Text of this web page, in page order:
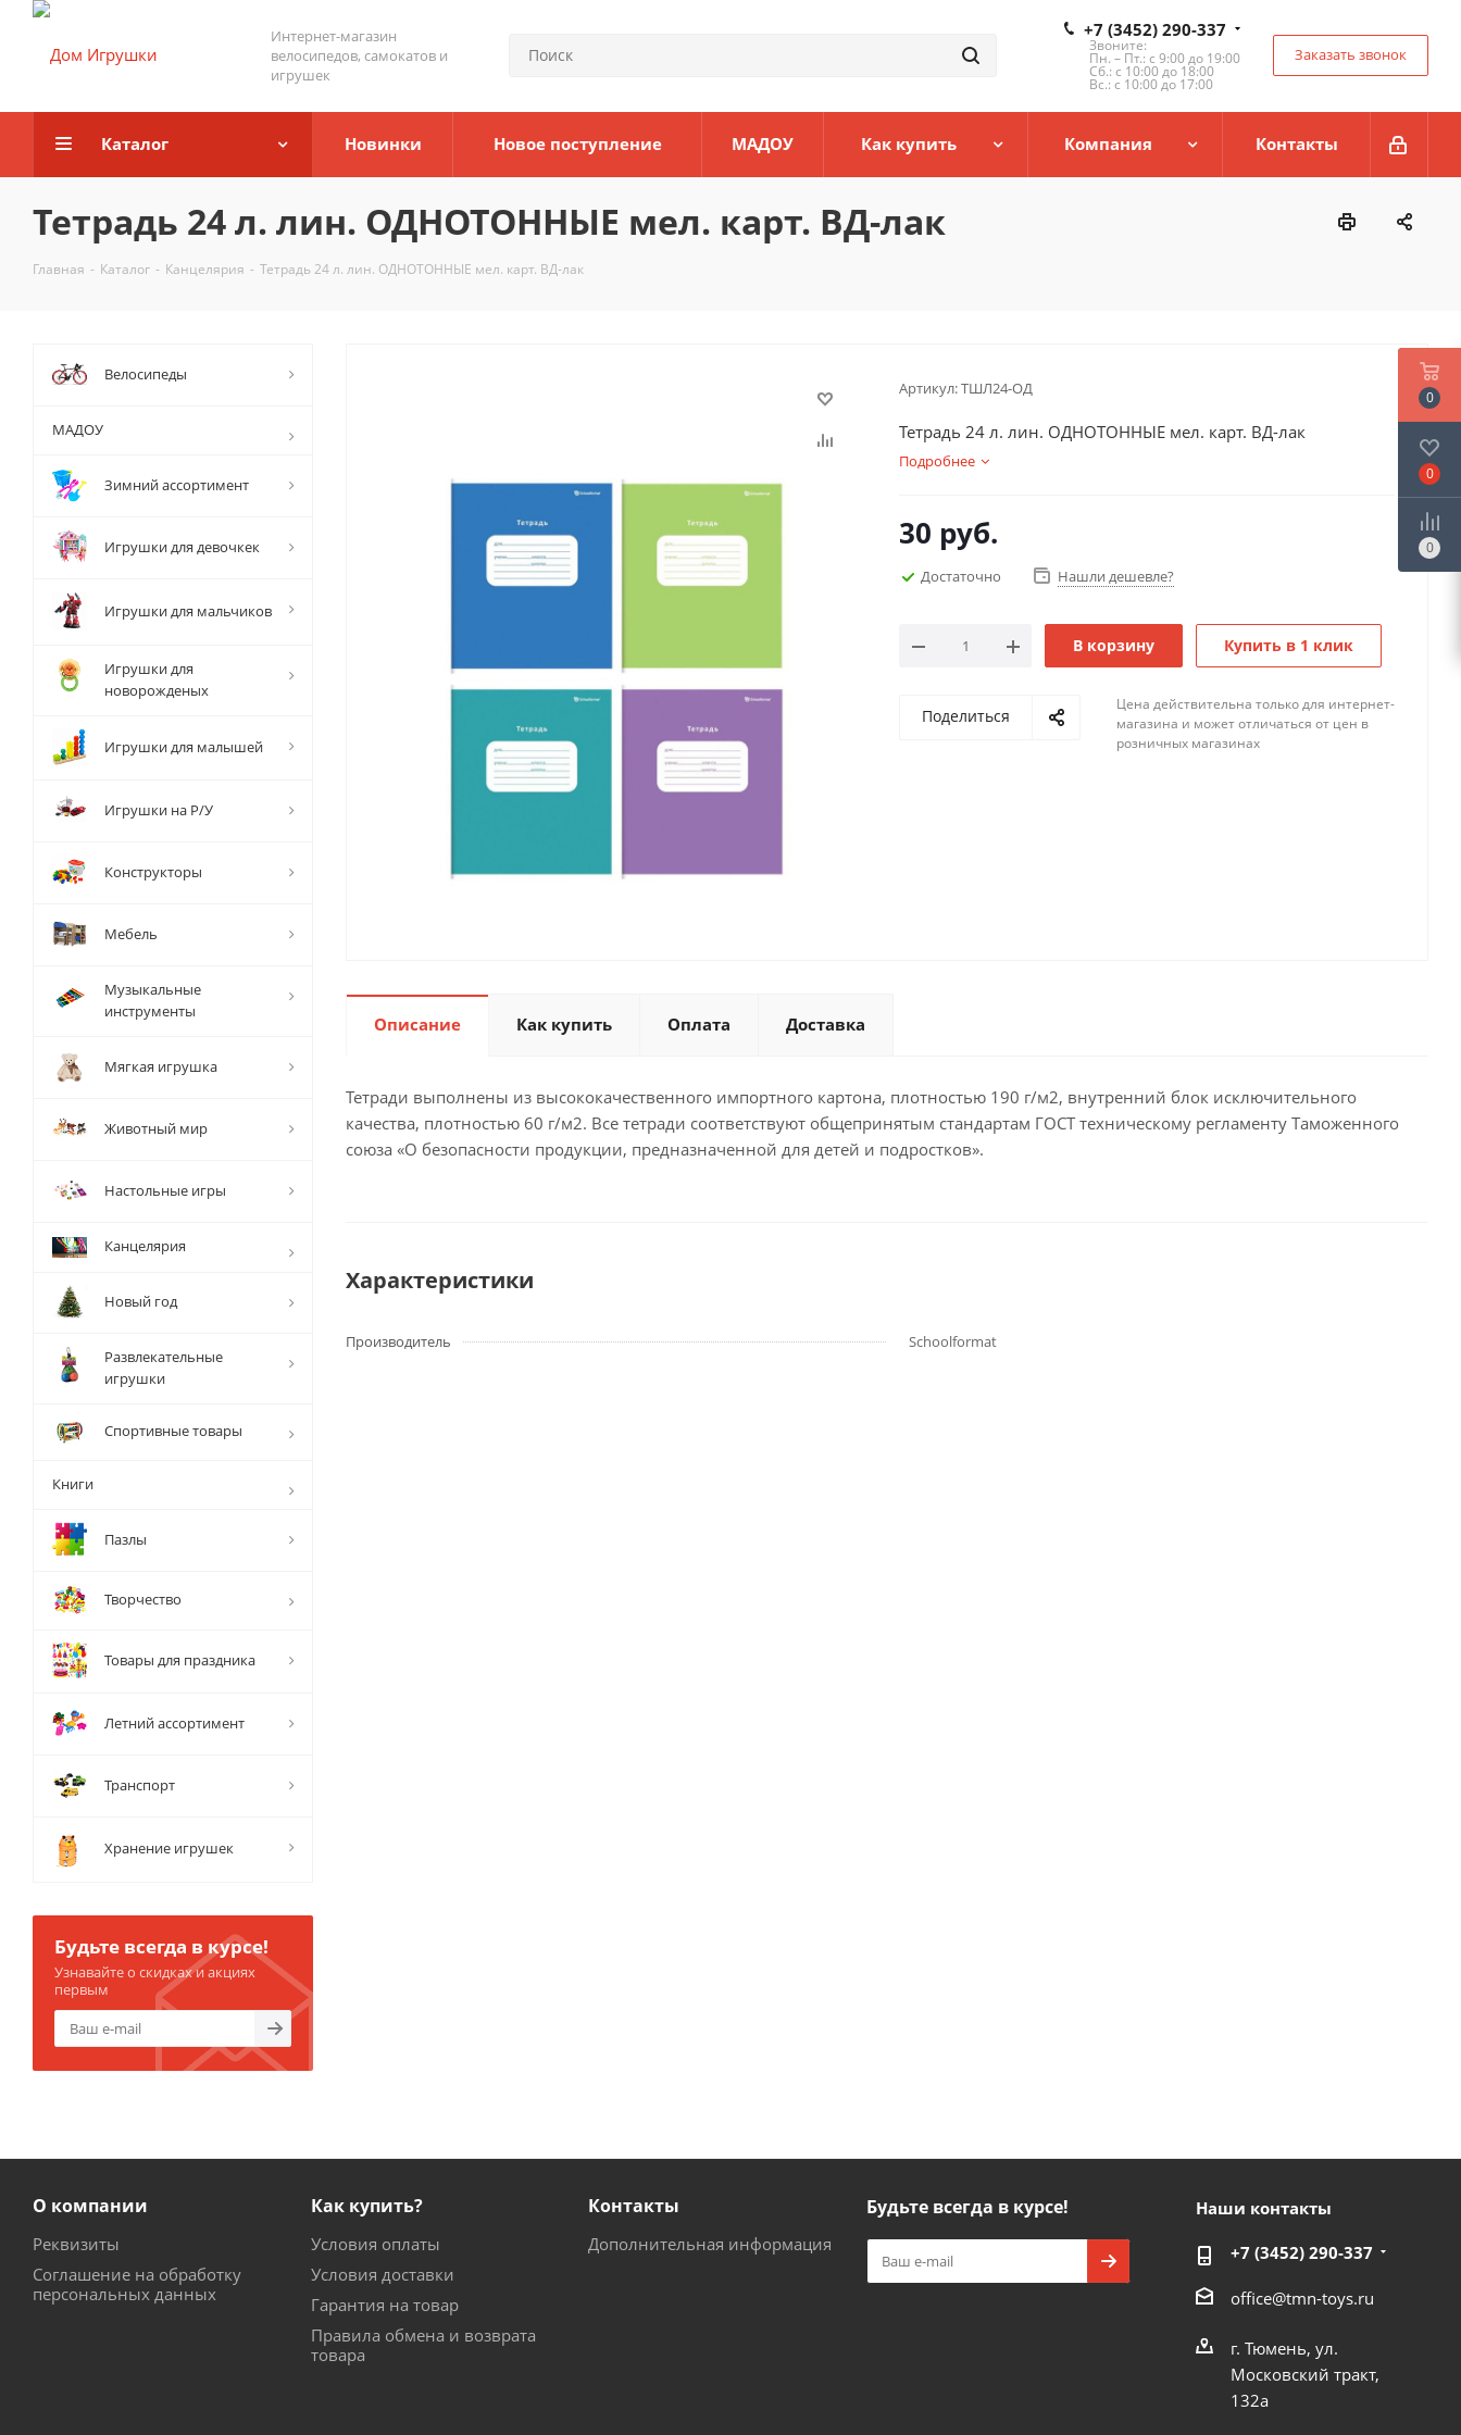
Интернет-магазин
велосипедов, самокатов и
игрушек
+7 (3452) 290-337
Звоните:
Пн. – Пт.: с 9:00 до 19:00
Сб.: с 10:00 до 18:00
Вс.: с 10:00 до 17:00
Заказать звонок
Каталог Новинки Новое поступление МАДОУ Как купить Компания Контакты
Тетрадь 24 л. лин. ОДНОТОННЫЕ мел. карт. ВД-лак
Главная - Каталог - Канцелярия - Тетрадь 24 л. лин. ОДНОТОННЫЕ мел. карт. ВД-лак
Артикул:ТШЛ24-ОД
Тетрадь 24 л. лин. ОДНОТОННЫЕ мел. карт. ВД-лак
Подробнее
30 руб.
Достаточно Нашли дешевле?
В корзину Купить в 1 клик
Поделиться
Цена действительна только для интернет-
магазина и может отличаться от цен в
розничных магазинах
Описание Как купить Оплата Доставка
Тетради выполнены из высококачественного импортного картона, плотностью 190 г/м2, внутренний блок исключительного
качества, плотностью 60 г/м2. Все тетради соответствуют общепринятым стандартам ГОСТ техническому регламенту Таможенного
союза «О безопасности продукции, предназначенной для детей и подростков».
Характеристики
Производитель Schoolformat
Велосипеды
МАДОУ
Зимний ассортимент
Игрушки для девочкек
Игрушки для мальчиков
Игрушки для
новорожденых
Игрушки для малышей
Игрушки на Р/У
Конструкторы
Мебель
Музыкальные
инструменты
Мягкая игрушка
Животный мир
Настольные игры
Канцелярия
Новый год
Развлекательные
игрушки
Спортивные товары
Книги
Пазлы
Творчество
Товары для праздника
Летний ассортимент
Транспорт
Хранение игрушек
Будьте всегда в курсе!
Узнавайте о скидках и акциях
первым
О компании
Реквизиты
Соглашение на обработку
персональных данных
Как купить?
Условия оплаты
Условия доставки
Гарантия на товар
Правила обмена и возврата
товара
Контакты
Дополнительная информация
Будьте всегда в курсе! Наши контакты
+7 (3452) 290-337
office@tmn-toys.ru
г. Тюмень, ул.
Московский тракт,
132а
0
0
0